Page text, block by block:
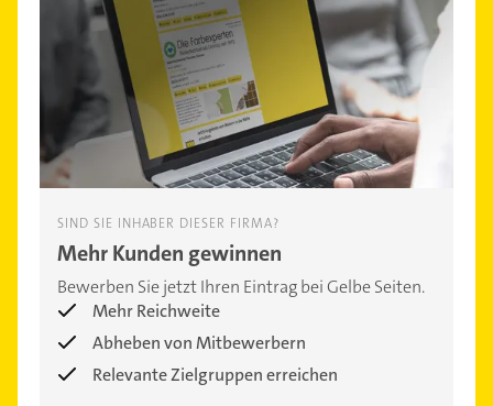
SIND SIE INHABER DIESER FIRMA?
Mehr Kunden gewinnen
Bewerben Sie jetzt Ihren Eintrag bei Gelbe Seiten.
Mehr Reichweite
Abheben von Mitbewerbern
Relevante Zielgruppen erreichen